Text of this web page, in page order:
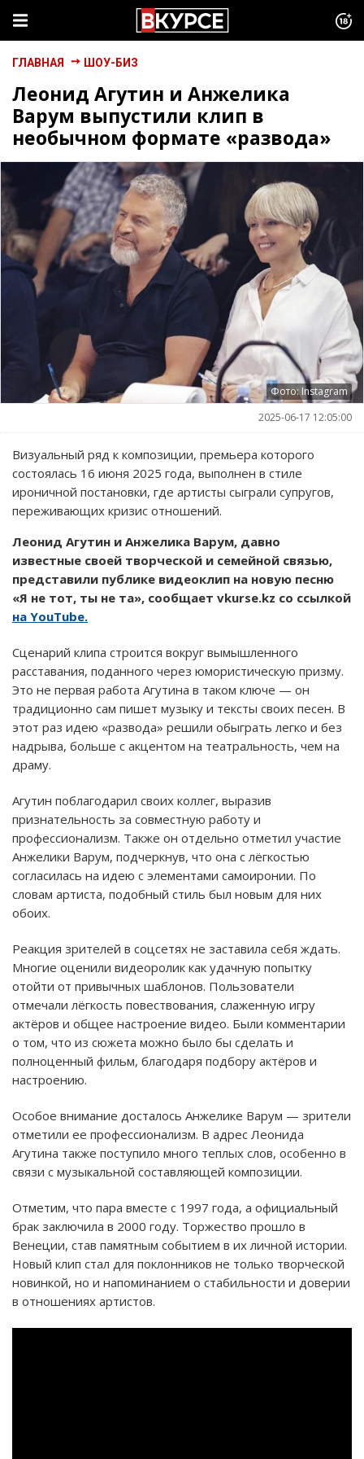
ГЛАВНАЯ ШОУ-БИЗ
Леонид Агутин и Анжелика
Варум выпустили клип в
необычном формате «развода»
Фото: Instagram
2025-06-17 12:05:00
Визуальный ряд к композиции, премьера которого
состоялась 16 июня 2025 года, выполнен в стиле
ироничной постановки, где артисты сыграли супругов,
переживающих кризис отношений.
Леонид Агутин и Анжелика Варум, давно
известные своей творческой и семейной связью,
представили публике видеоклип на новую песню
«Я не тот, ты не та», сообщает vkurse.kz со ссылкой
на YouTube.
Сценарий клипа строится вокруг вымышленного
расставания, поданного через юмористическую призму.
Это не первая работа Агутина в таком ключе — он
традиционно сам пишет музыку и тексты своих песен. В
этот раз идею «развода» решили обыграть легко и без
надрыва, больше с акцентом на театральность, чем на
драму.
Агутин поблагодарил своих коллег, выразив
признательность за совместную работу и
профессионализм. Также он отдельно отметил участие
Анжелики Варум, подчеркнув, что она с лёгкостью
согласилась на идею с элементами самоиронии. По
словам артиста, подобный стиль был новым для них
обоих.
Реакция зрителей в соцсетях не заставила себя ждать.
Многие оценили видеоролик как удачную попытку
отойти от привычных шаблонов. Пользователи
отмечали лёгкость повествования, слаженную игру
актёров и общее настроение видео. Были комментарии
о том, что из сюжета можно было бы сделать и
полноценный фильм, благодаря подбору актёров и
настроению.
Особое внимание досталось Анжелике Варум — зрители
отметили ее профессионализм. В адрес Леонида
Агутина также поступило много теплых слов, особенно в
связи с музыкальной составляющей композиции.
Отметим, что пара вместе с 1997 года, а официальный
брак заключила в 2000 году. Торжество прошло в
Венеции, став памятным событием в их личной истории.
Новый клип стал для поклонников не только творческой
новинкой, но и напоминанием о стабильности и доверии
в отношениях артистов.